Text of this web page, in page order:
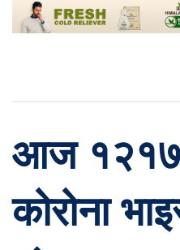
आज १२१७
कोरोना